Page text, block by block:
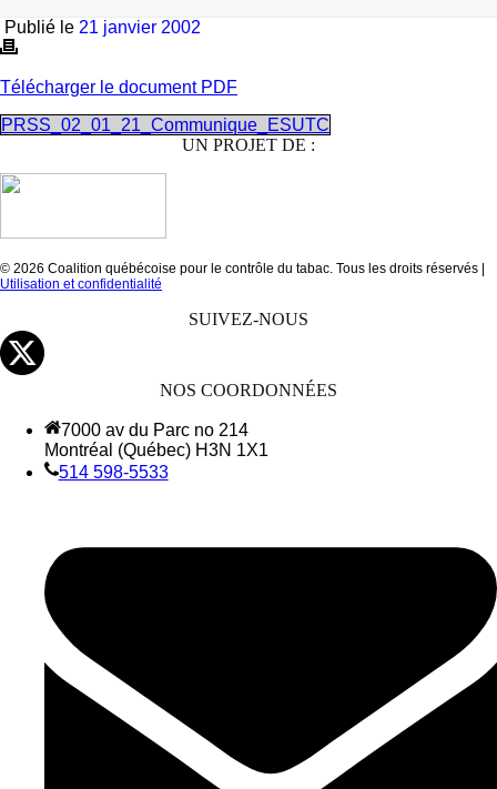
Publié le 21 janvier 2002
Télécharger le document PDF
PRSS_02_01_21_Communique_ESUTC
UN PROJET DE :
© 2026 Coalition québécoise pour le contrôle du tabac. Tous les droits réservés |
Utilisation et confidentialité
SUIVEZ-NOUS
NOS COORDONNÉES
7000 av du Parc no 214
Montréal (Québec) H3N 1X1
514 598-5533